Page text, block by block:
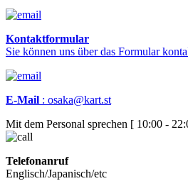
Kontaktformular
Sie können uns über das Formular
E-Mail : osaka@kart.st
Mit dem Personal sprechen [ 10:00 -
Telefonanruf
Englisch/Japanisch/etc